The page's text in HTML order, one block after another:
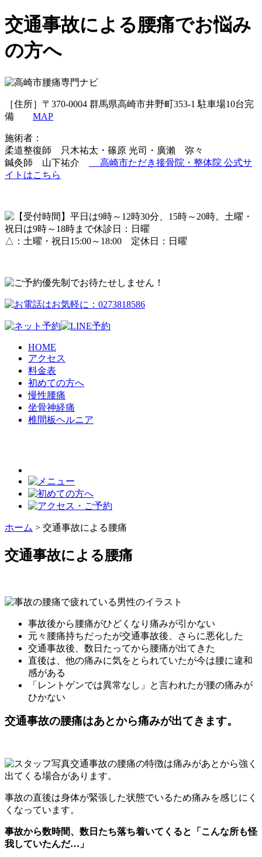
交通事故による腰痛でお悩み
の方へ
［住所］〒370-0004 群馬県高崎市井野町353-1 駐車場10台完
備 MAP
施術者：
柔道整復師 只木祐太・篠原 光司・廣瀨 弥々
鍼灸師 山下祐介
高崎市ただき接骨院・整体院 公式サ
イトはこちら
△：土曜・祝日15:00～18:00 定休日：日曜
HOME
アクセス
料金表
初めての方へ
慢性腰痛
坐骨神経痛
椎間板ヘルニア
ホーム > 交通事故による腰痛
交通事故による腰痛
事故後から腰痛がひどくなり痛みが引かない
元々腰痛持ちだったが交通事故後、さらに悪化した
交通事故後、数日たってから腰痛が出てきた
直後は、他の痛みに気をとられていたが今は腰に違和
感がある
「レントゲンでは異常なし」と言われたが腰の痛みが
ひかない
交通事故の腰痛はあとから痛みが出てきます。
交通事故の腰痛の特徴は痛みがあとから強く
出てくる場合があります。
事故の直後は身体が緊張した状態でいるため痛みを感じにく
くなっています。
事故から数時間、数日たち落ち着いてくると「こんな所も怪
我していたんだ…」